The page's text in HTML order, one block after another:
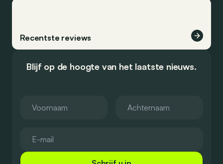
Recentste reviews
Blijf op de hoogte van het laatste nieuws.